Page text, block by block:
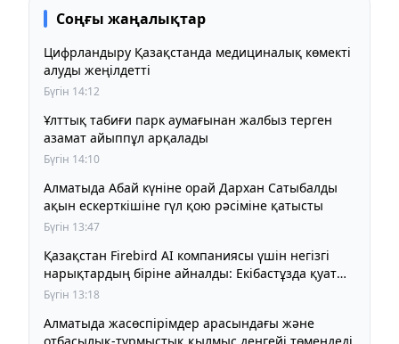
Соңғы жаңалықтар
Цифрландыру Қазақстанда медициналық көмекті
алуды жеңілдетті
Бүгін 14:12
Ұлттық табиғи парк аумағынан жалбыз терген
азамат айыппұл арқалады
Бүгін 14:10
Алматыда Абай күніне орай Дархан Сатыбалды
ақын ескерткішіне гүл қою рәсіміне қатысты
Бүгін 13:47
Қазақстан Firebird AI компаниясы үшін негізгі
нарықтардың біріне айналды: Екібастұзда қуаты
125 МВт болатын AI-инфрақұрылым дамып келеді
Бүгін 13:18
Алматыда жасөспірімдер арасындағы және